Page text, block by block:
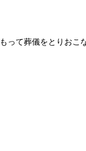
て葬儀をとりおこ